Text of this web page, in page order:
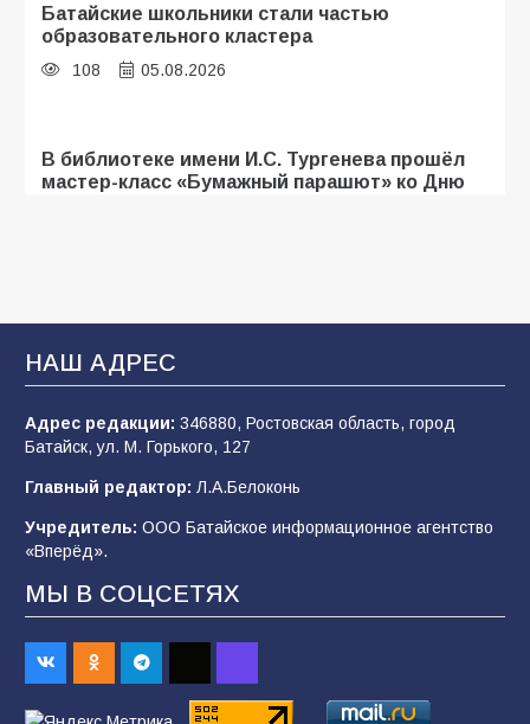
Батайские школьники стали частью
образовательного кластера
108 05.08.2026
В библиотеке имени И.С. Тургенева прошёл
мастер-класс «Бумажный парашют» ко Дню
«Мобилизация или набор?» Что на самом
деле происходит в армии России в августе
2026 года
В Батайске продолжаются дорожные работы
98 04.08.2026
Будет ли мобилизация в России в 2026 году
после выборов: в Госдуме дали ответ
91 06.08.2026
НАШ АДРЕС
Адрес редакции: 346880, Ростовская область, город
Батайск, ул. М. Горького, 127
Главный редактор: Л.А.Белоконь
Учредитель: ООО Батайское информационное агентство
«Вперёд».
МЫ В СОЦСЕТЯХ